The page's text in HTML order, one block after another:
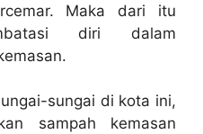
Maka dari itu
diri dalam
sungai di kota ini,
sampah kemasan